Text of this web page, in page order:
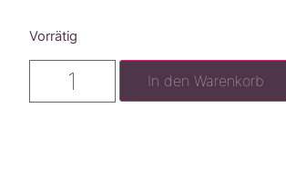
Vorrätig
In den Warenkorb